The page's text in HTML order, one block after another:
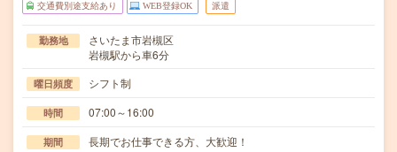
交通費別途支給あり WEB登録OK 派遣
勤務地
さいたま市岩槻区
岩槻駅から車6分
曜日頻度 シフト制
時間 07:00～16:00
期間 長期でお仕事できる方、大歓迎！